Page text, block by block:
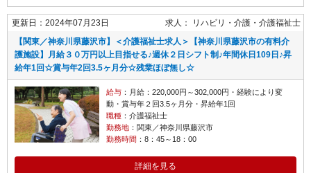
更新日：2024年07月23日 求人： リハビリ・介護
介護福祉士
【関東／神奈川県藤沢市】＜介護福祉士求人＞【神奈川県藤沢市の有料介
護施設】月給３０万円以上目指せる♪週休２日シフト制♪年間休日109日♪昇
給年1回☆賞与年2回3.5ヶ月分☆残業ほぼ無し☆
給与：月給：220,000円～302,000円・経験により変
動・賞与年２回3.5ヶ月分・昇給年1回
職種：介護福祉士
勤務地：関東／神奈川県藤沢市
勤務時間 ：8：45～18：00
詳細を見る